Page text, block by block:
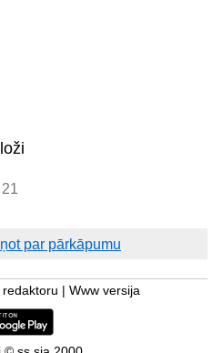
21
par pārkāpumu
Www versija